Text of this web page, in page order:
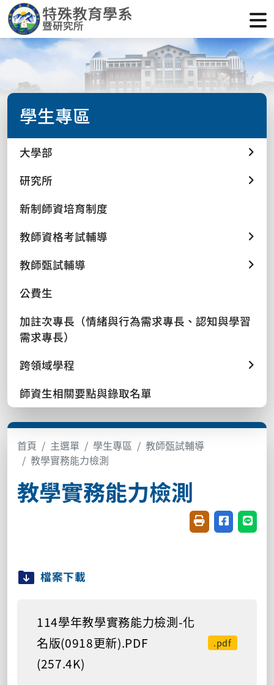
學生專區
大學部
研究所
新制師資培育制度
教師資格考試輔導
教師甄試輔導
公費生
加註次專長（情緒與行為需求專長、認知與學習
需求專長）
跨領域學程
師資生相關要點與錄取名單
首頁 主選單 學生專區
教師甄試輔導
教學實務能力檢測
教學實務能力檢測
友善列印(開新視
分享至臉書
分享
檔案下載
114學年教學實務能力檢測-化
名版(0918更新).PDF
(257.4K)
.pdf